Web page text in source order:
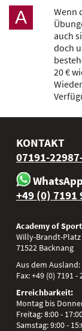
A
Wenn
auch
doch
20 €
KONTAKT
07191-
+49 (0) 7191
Academy of
Willy-Brandt-Platz
71522 Backnang
Aus dem Ausland:
Fax:+49 (0) 7191 -
Erreichbarkeit:
Montag bis
Freitag: 8:00 -
Samstag: 9:00 -